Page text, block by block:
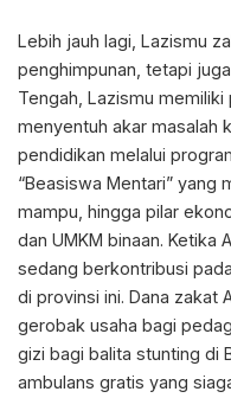
Lebih jauh lagi, Lazismu
penghimpunan, tetapi
Tengah, Lazismu
menyentuh akar masalah
pendidikan melalui
“Beasiswa Mentari” yang
mampu, hingga pilar
dan UMKM binaan. Ketika
sedang berkontribusi
di provinsi ini. Dana zakat
gerobak usaha bagi
gizi bagi balita stunting di
ambulans gratis yang